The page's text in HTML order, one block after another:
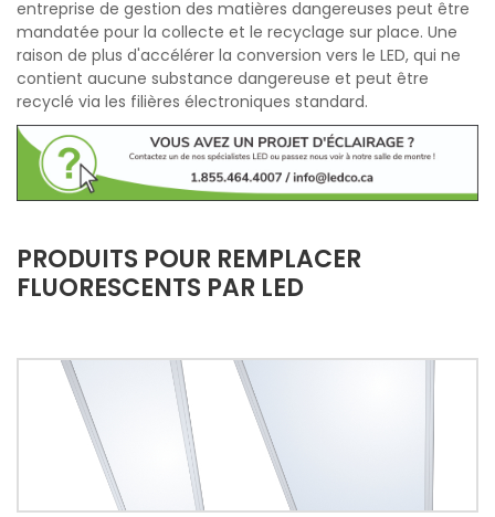
entreprise de gestion des matières dangereuses peut être
mandatée pour la collecte et le recyclage sur place. Une
raison de plus d'accélérer la conversion vers le LED, qui ne
contient aucune substance dangereuse et peut être
recyclé via les filières électroniques standard.
PRODUITS POUR REMPLACER
FLUORESCENTS PAR LED